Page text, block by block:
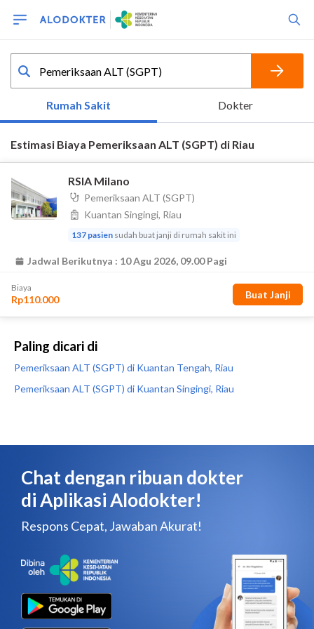
Paling dicari di
Pemeriksaan ALT (SGPT) di Kuantan Tengah, Riau
Pemeriksaan ALT (SGPT) di Kuantan Singingi, Riau